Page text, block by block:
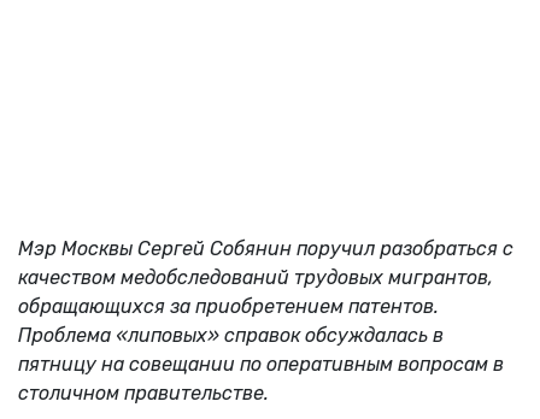
Мэр Москвы Сергей Собянин поручил разобраться с
качеством медобследований трудовых мигрантов,
обращающихся за приобретением патентов.
Проблема «липовых» справок обсуждалась в
пятницу на совещании по оперативным вопросам в
столичном правительстве.